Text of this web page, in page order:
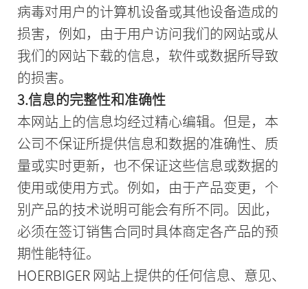
病毒对用户的计算机设备或其他设备造成的
损害，例如，由于用户访问我们的网站或从
我们的网站下载的信息，软件或数据所导致
的损害。
3.信息的完整性和准确性
本网站上的信息均经过精心编辑。但是，本
公司不保证所提供信息和数据的准确性、质
量或实时更新，也不保证这些信息或数据的
使用或使用方式。例如，由于产品变更，个
别产品的技术说明可能会有所不同。因此，
必须在签订销售合同时具体商定各产品的预
期性能特征。
HOERBIGER 网站上提供的任何信息、意见、